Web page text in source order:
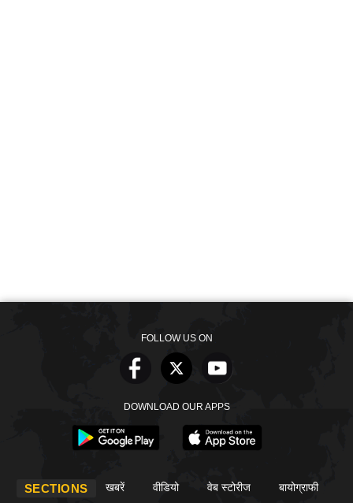
FOLLOW US ON
DOWNLOAD OUR APPS
SECTIONS खबरें वीडियो वेब स्टोरीज बायोग्राफी